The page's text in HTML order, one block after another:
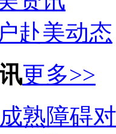
赴美动态
更多>>
熟障碍